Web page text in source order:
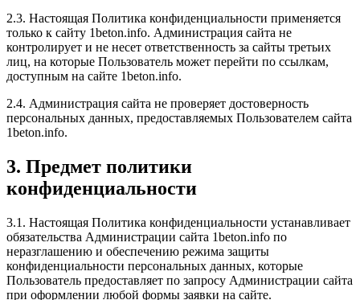
2.3. Настоящая Политика конфиденциальности применяется
только к сайту 1beton.info. Администрация сайта не
контролирует и не несет ответственность за сайты третьих
лиц, на которые Пользователь может перейти по ссылкам,
доступным на сайте 1beton.info.
2.4. Администрация сайта не проверяет достоверность
персональных данных, предоставляемых Пользователем сайта
1beton.info.
3. Предмет политики
конфиденциальности
3.1. Настоящая Политика конфиденциальности устанавливает
обязательства Администрации сайта 1beton.info по
неразглашению и обеспечению режима защиты
конфиденциальности персональных данных, которые
Пользователь предоставляет по запросу Администрации сайта
при оформлении любой формы заявки на сайте.